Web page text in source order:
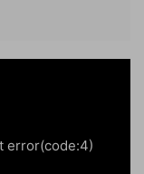
error(code:4)